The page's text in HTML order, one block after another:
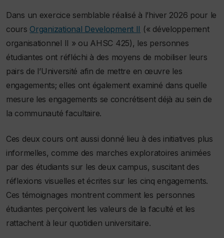
Dans un exercice semblable réalisé à l’hiver 2026 pour le
cours Organizational Development II (« développement
organisationnel II » ou AHSC 425), les personnes
étudiantes ont réfléchi à des moyens de mobiliser leurs
pairs de l’Université afin de mettre en œuvre les
engagements; elles ont également examiné dans quelle
mesure les engagements se concrétisent déjà au sein de
la communauté facultaire.
Ces deux cours ont aussi donné lieu à des initiatives plus
informelles, comme des marches exploratoires animées
par des étudiants sur les deux campus, suscitant des
réflexions visuelles et écrites sur les cinq engagements.
Ces témoignages montrent comment les personnes
étudiantes perçoivent les valeurs de la faculté et les
rattachent à leur quotidien universitaire.